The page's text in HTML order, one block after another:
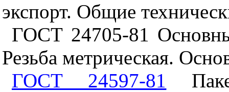
экспорт. Общие
ГОСТ 24705-81
Резьба метрическая.
ГОСТ 24597-81